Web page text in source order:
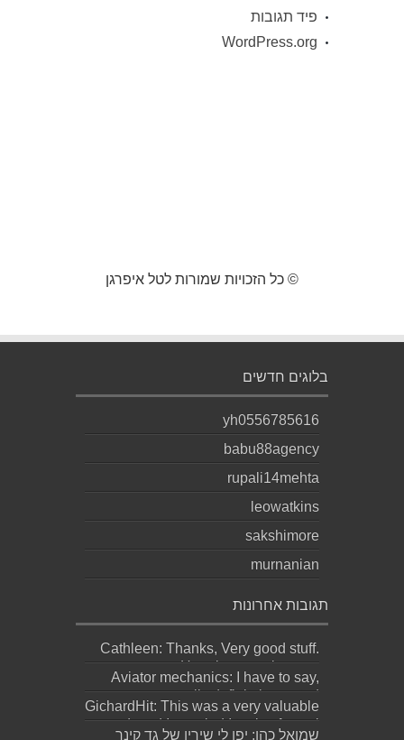
פיד תגובות
WordPress.org
© כל הזכויות שמורות לטל איפרגן
בלוגים חדשים
yh0556785616
babu88agency
rupali14mehta
leowatkins
sakshimore
murnanian
תגובות אחרונות
Cathleen: Thanks, Very good stuff.
Here is my web page;
http://Bookmar...
Aviator mechanics: I have to say,
personally definitely wasted
meaningful effor...
GichardHit: This was a very valuable
read, and I am glad I took a few mi...
שמואל כהן: יפו לי שיריו של גד קינר